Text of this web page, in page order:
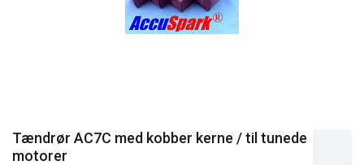
Tændrør AC7C med kobber kerne / til tunede
motorer